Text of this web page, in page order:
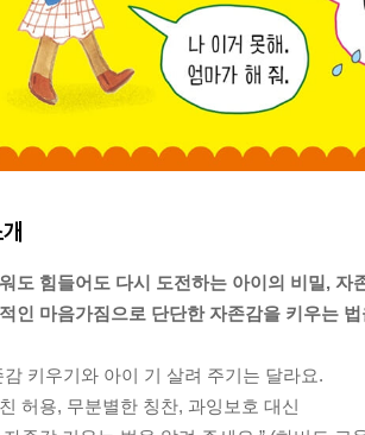
도 힘들어도 다시 도전하는 아이의 비밀, 자
인 마음가짐으로 단단한 자존감을 키우는
감 키우기와 아이 기 살려 주기는 달라요.
허용, 무분별한 칭찬, 과잉보호 대신